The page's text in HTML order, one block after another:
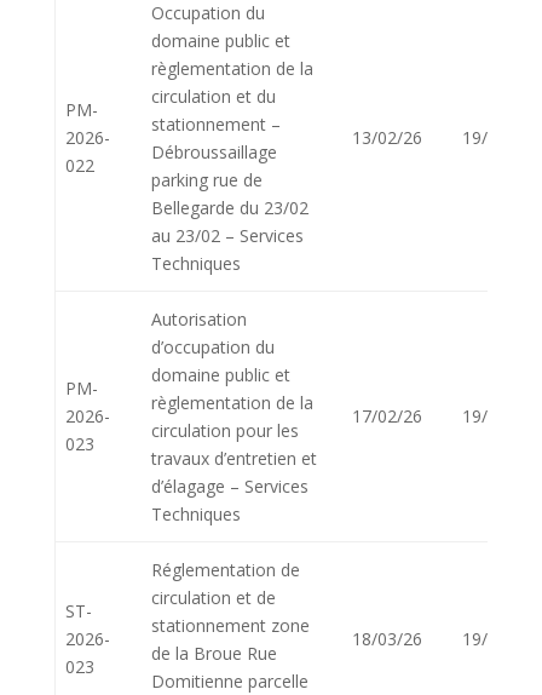
PM-
2026-
022
Occupation du
domaine public et
règlementation de la
circulation et du
stationnement –
Débroussaillage
parking rue de
Bellegarde du 23/02
au 23/02 – Services
Techniques
13/02/26 19/02/26
PM-
2026-
023
Autorisation
d’occupation du
domaine public et
règlementation de la
circulation pour les
travaux d’entretien et
d’élagage – Services
Techniques
17/02/26 19/02/26
ST-
2026-
023
Réglementation de
circulation et de
stationnement zone
de la Broue Rue
Domitienne parcelle
18/03/26 19/03/26